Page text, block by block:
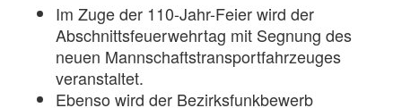
Im Zuge der 110-Jahr-Feier wird der
Abschnittsfeuerwehrtag mit Segnung des
neuen Mannschaftstransportfahrzeuges
veranstaltet.
Ebenso wird der Bezirksfunkbewerb